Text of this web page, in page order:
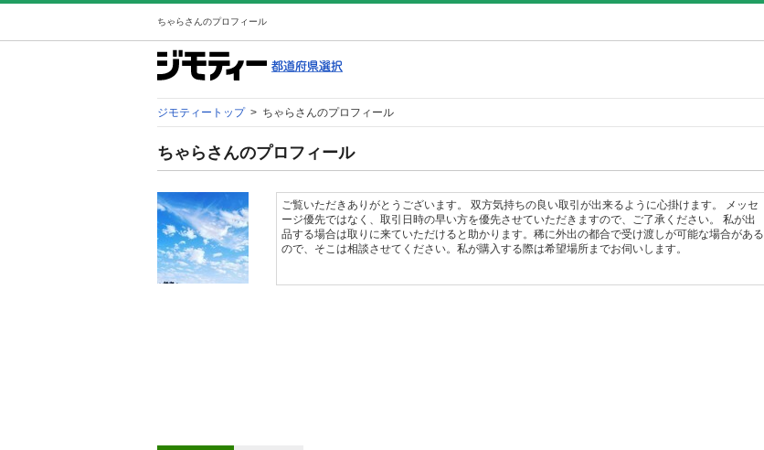
ちゃらさんのプロフィール
ジモティートップ > ちゃらさんのプロフィール
ちゃらさんのプロフィール
ご覧いただきありがとうございます。 双方気持ちの良い取引が出来るように心掛けます。 メッセ
ージ優先ではなく、取引日時の早い方を優先させていただきますので、ご了承ください。 私が出
品する場合は取りに来ていただけると助かります。稀に外出の都合で受け渡しが可能な場合がある
ので、そこは相談させてください。私が購入する際は希望場所までお伺いします。